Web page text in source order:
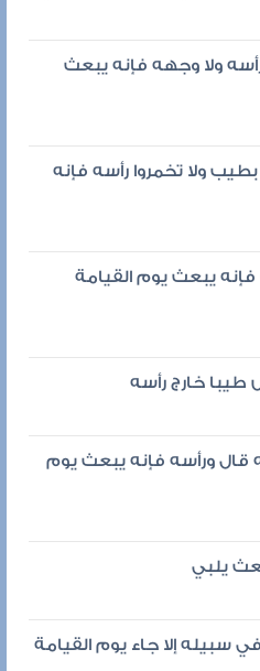
ولا وجهه فإنه يبعث
ولا تخمروا رأسه فإنه
يبعث يوم القيامة
خارج رأسه
ورأسه فإنه يبعث يوم
يلبي
سبيله إلا جاء يوم القيامة